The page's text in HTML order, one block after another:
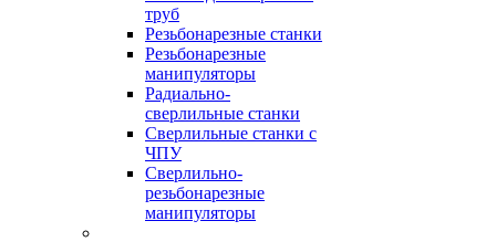
труб
Резьбонарезные станки
Резьбонарезные
манипуляторы
Радиально-
сверлильные станки
Сверлильные станки с
ЧПУ
Сверлильно-
резьбонарезные
манипуляторы